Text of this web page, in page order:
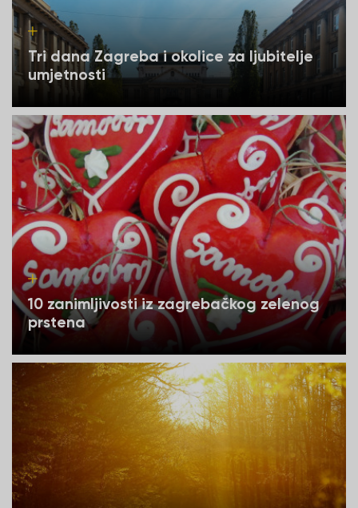
Tri dana Zagreba i okolice za ljubitelje
umjetnosti
10 zanimljivosti iz zagrebačkog zelenog
prstena